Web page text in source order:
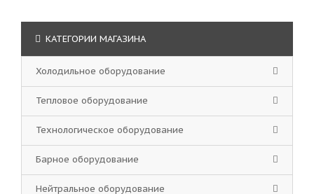
КАТЕГОРИИ МАГАЗИНА
Холодильное оборудование
Тепловое оборудование
Технологическое оборудование
Барное оборудование
Нейтральное оборудование